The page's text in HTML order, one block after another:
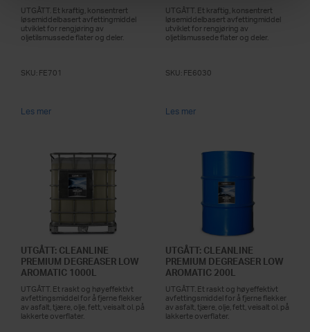
UTGÅTT. Et kraftig, konsentrert
løsemiddelbasert avfettingmiddel
utviklet for rengjøring av
oljetilsmussede flater og deler.
SKU: FE701
Les mer
UTGÅTT. Et kraftig, konsentrert
løsemiddelbasert avfettingmiddel
utviklet for rengjøring av
oljetilsmussede flater og deler.
SKU: FE6030
Les mer
UTGÅTT: CLEANLINE
PREMIUM DEGREASER LOW
AROMATIC 1000L
UTGÅTT. Et raskt og høyeffektivt
avfettingsmiddel for å fjerne flekker
av asfalt, tjære, olje, fett, veisalt ol. på
lakkerte overflater.
UTGÅTT: CLEANLINE
PREMIUM DEGREASER LOW
AROMATIC 200L
UTGÅTT. Et raskt og høyeffektivt
avfettingsmiddel for å fjerne flekker
av asfalt, tjære, olje, fett, veisalt ol. på
lakkerte overflater.